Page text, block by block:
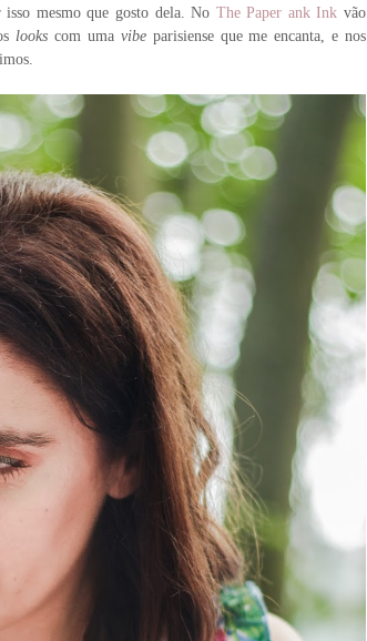
mesmo que gosto dela. No The Paper ank Inkvão
looks com uma vibeparisiense que me encanta, e nos